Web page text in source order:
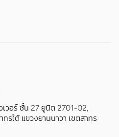
เวอร์ ชั้น 27 ยูนิต 2701-02,
รใต้ แขวงยานนาวา เขตสาทร